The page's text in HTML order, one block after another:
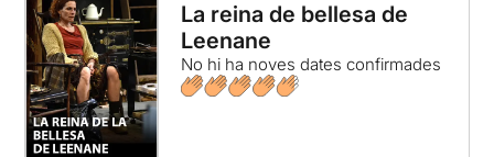
La reina de bellesa de
Leenane
No hi ha noves dates confirmades